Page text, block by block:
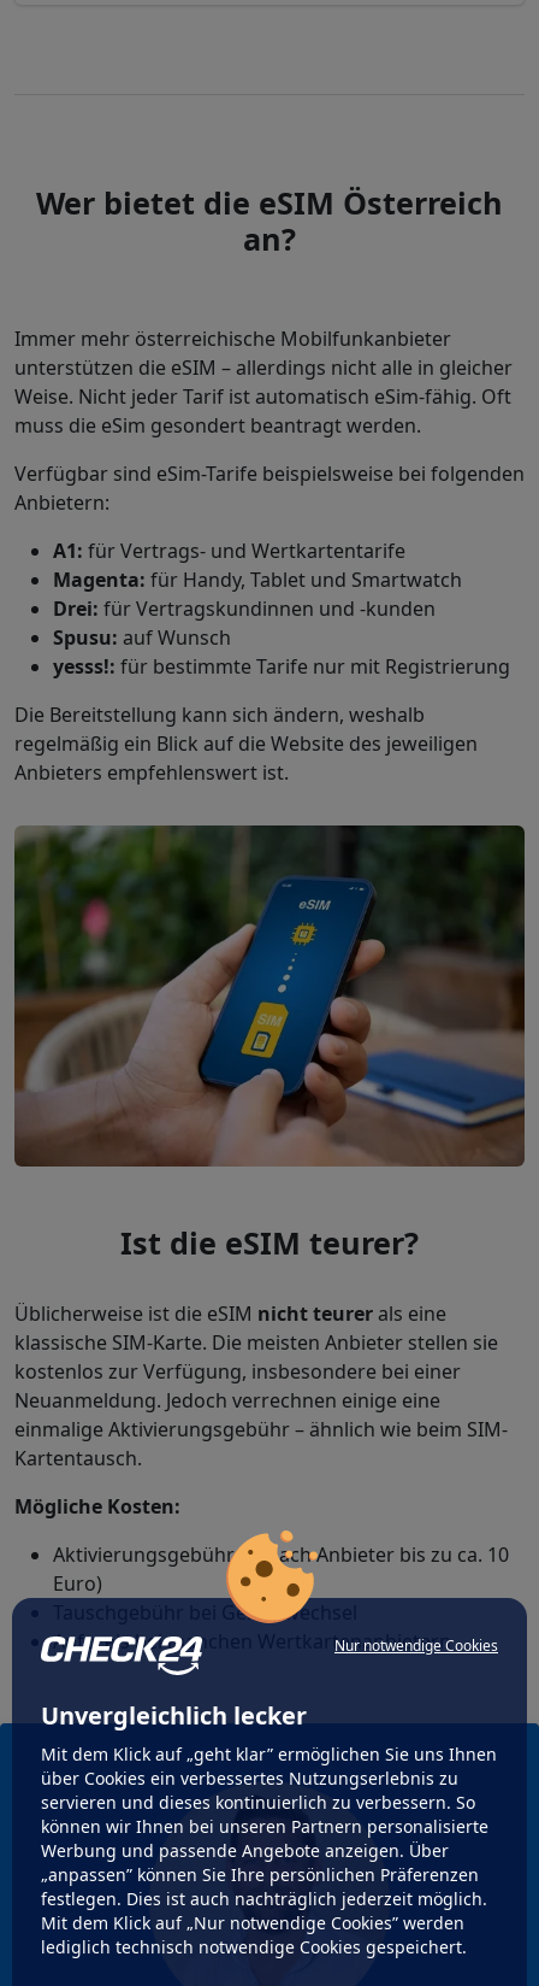
Nur notwendige Cookies
Unvergleichlich lecker
Mit dem Klick auf „geht klar” ermöglichen Sie uns Ihnen
über Cookies ein verbessertes Nutzungserlebnis zu
servieren und dieses kontinuierlich zu verbessern. So
können wir Ihnen bei unseren Partnern personalisierte
Werbung und passende Angebote anzeigen. Über
„anpassen” können Sie Ihre persönlichen Präferenzen
festlegen. Dies ist auch nachträglich jederzeit möglich.
Mit dem Klick auf „Nur notwendige Cookies” werden
lediglich technisch notwendige Cookies gespeichert.
Wer bietet die eSIM Österreich
an?
Immer mehr österreichische Mobilfunkanbieter
unterstützen die eSIM – allerdings nicht alle in gleicher
Weise. Nicht jeder Tarif ist automatisch eSim-fähig. Oft
muss die eSim gesondert beantragt werden.
Verfügbar sind eSim-Tarife beispielsweise bei folgenden
Anbietern:
A1: für Vertrags- und Wertkartentarife
Magenta: für Handy, Tablet und Smartwatch
Drei: für Vertragskundinnen und -kunden
Spusu: auf Wunsch
yesss!: für bestimmte Tarife nur mit Registrierung
Die Bereitstellung kann sich ändern, weshalb
regelmäßig ein Blick auf die Website des jeweiligen
Anbieters empfehlenswert ist.
Ist die eSIM teurer?
Üblicherweise ist die eSIM nicht teurerals eine
klassische SIM-Karte. Die meisten Anbieter stellen sie
kostenlos zur Verfügung, insbesondere bei einer
Neuanmeldung. Jedoch verrechnen einige eine
einmalige Aktivierungsgebühr – ähnlich wie beim SIM-
Kartentausch.
Mögliche Kosten:
Aktivierungsgebühr (je nach Anbieter bis zu ca. 10
Euro)
Tauschgebühr bei Gerätewechsel
Aufpreis bei manchen Wertkartenanbietern